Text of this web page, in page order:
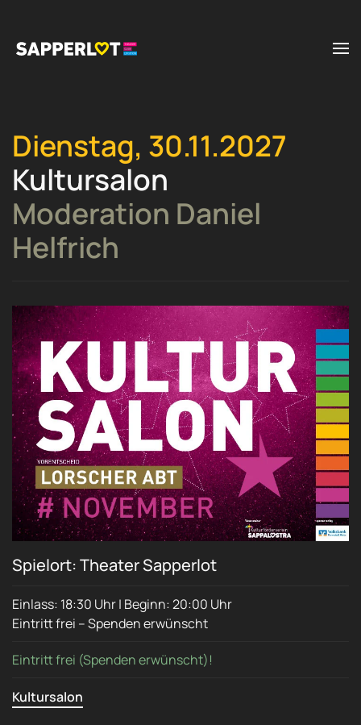
Zum Hauptinhalt springen
Dienstag, 30.11.2027
Kultursalon
Moderation Daniel
Helfrich
Spielort: Theater Sapperlot
Einlass: 18:30 Uhr | Beginn: 20:00 Uhr
Eintritt frei – Spenden erwünscht
Eintritt frei (Spenden erwünscht)!
Kultursalon